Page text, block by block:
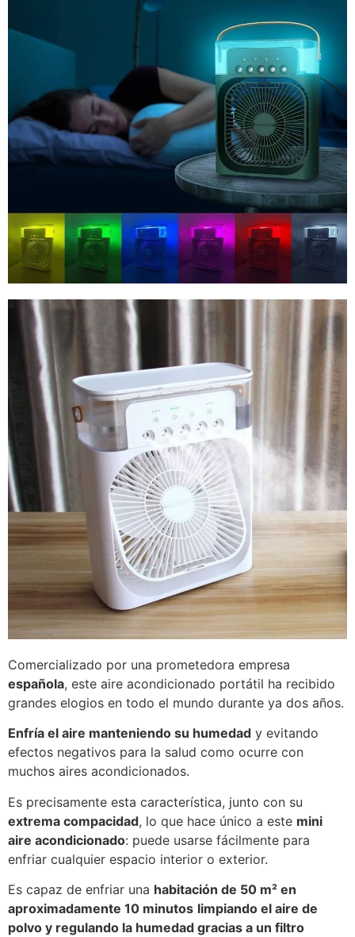
Comercializado por una prometedora empresa
española, este aire acondicionado portátil ha recibido
grandes elogios en todo el mundo durante ya dos años.
Enfría el aire manteniendo su humedad y evitando
efectos negativos para la salud como ocurre con
muchos aires acondicionados.
Es precisamente esta característica, junto con su
extrema compacidad, lo que hace único a este mini
aire acondicionado: puede usarse fácilmente para
enfriar cualquier espacio interior o exterior.
Es capaz de enfriar una habitación de 50 m² en
aproximadamente 10 minutos limpiando el aire de
polvo y regulando la humedad gracias a un filtro